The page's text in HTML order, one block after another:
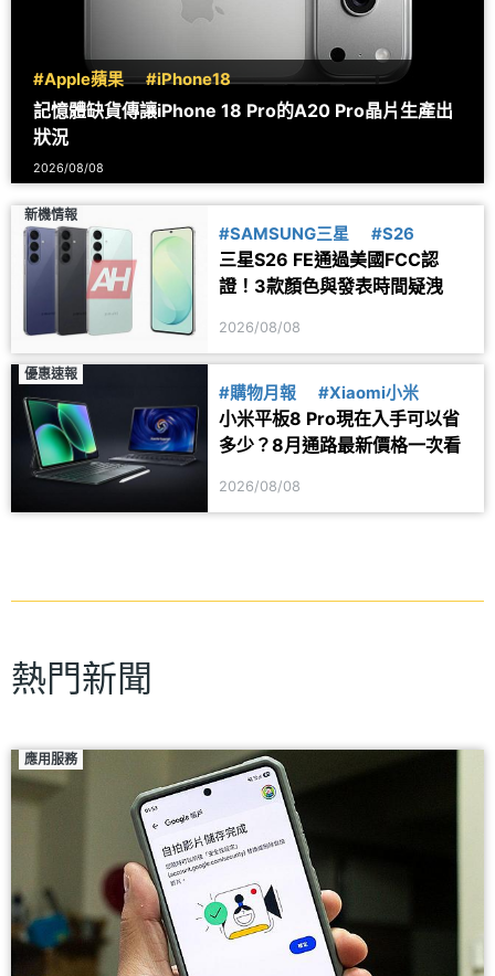
#Apple蘋果 #iPhone18
記憶體缺貨傳讓iPhone 18 Pro的A20 Pro晶片生產出
狀況
2026/08/08
新機情報
#SAMSUNG三星 #S26
三星S26 FE通過美國FCC認
證！3款顏色與發表時間疑洩
2026/08/08
優惠速報
#購物月報 #Xiaomi小米
小米平板8 Pro現在入手可以省
多少？8月通路最新價格一次看
2026/08/08
熱門新聞
應用服務